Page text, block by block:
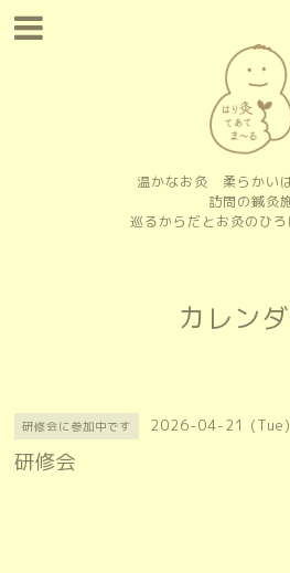
温かなお灸 柔らかいは
訪問の鍼灸
巡るからだとお灸のひろ
カレン
研修会に参加中です 2026-04-21 (Tue)
研修会